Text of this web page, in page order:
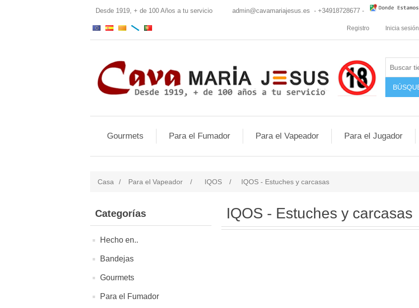
Desde 1919, + de 100 Años a tu servicio admin@cavamariajesus.es - +34918728677 -
Registro Inicia sesión
Gourmets Para el Fumador Para el Vapeador Para el Jugador
Casa / Para el Vapeador / IQOS / IQOS - Estuches y carcasas
Categorías
Hecho en..
Bandejas
Gourmets
Para el Fumador
IQOS - Estuches y carcasas